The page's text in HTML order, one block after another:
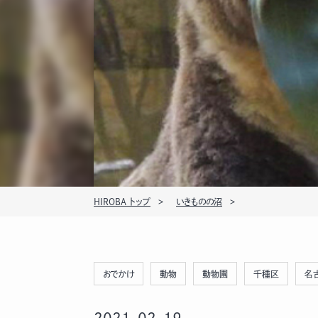
HIROBA トップ いきものの沼
おでかけ 動物 動物園 千種区 名